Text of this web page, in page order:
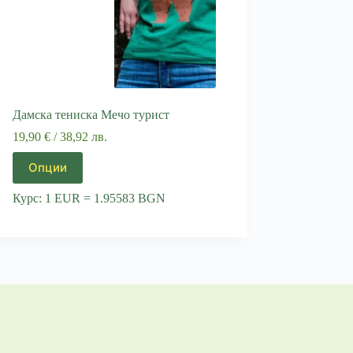
Дамска тениска Мечо турист
19,90€ / 38,92 лв.
Опции
This
product
has
multiple
chosen
Курс: 1 EUR = 1.95583 BGN